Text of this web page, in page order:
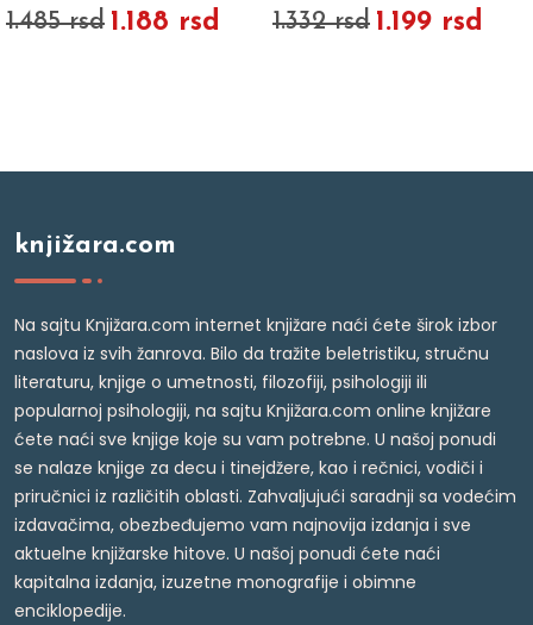
1.485 rsd 1.188 rsd 1.332 rsd 1.199 rsd
knjižara.com
Na sajtu Knjižara.com internet knjižare naći ćete širok izbor
naslova iz svih žanrova. Bilo da tražite beletristiku, stručnu
literaturu, knjige o umetnosti, filozofiji, psihologiji ili
popularnoj psihologiji, na sajtu Knjižara.com online knjižare
ćete naći sve knjige koje su vam potrebne. U našoj ponudi
se nalaze knjige za decu i tinejdžere, kao i rečnici, vodiči i
priručnici iz različitih oblasti. Zahvaljujući saradnji sa vodećim
izdavačima, obezbeđujemo vam najnovija izdanja i sve
aktuelne knjižarske hitove. U našoj ponudi ćete naći
kapitalna izdanja, izuzetne monografije i obimne
enciklopedije.